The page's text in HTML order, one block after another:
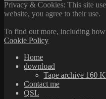
Privacy & Cookies: This site
website, you agree to their use.
To find out more, including
Cookie Policy
Home
download
Tape archive 160
Contact me
QSL